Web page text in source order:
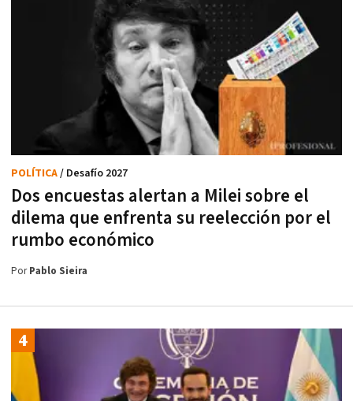
Dos encuestas alertan a Milei sobre el
dilema que enfrenta su reelección por el
rumbo económico
POLÍTICA/ Desafío 2027
PorPablo Sieira